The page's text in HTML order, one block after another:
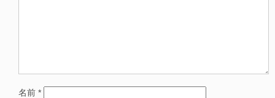
名前 *